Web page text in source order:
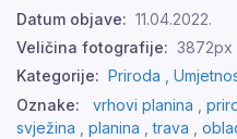
Datum objave: 11.04.2022.
Veličina fotografije: 3872px
Kategorije: Priroda ,
Oznake:
vrhovi planina
svježina
planina ,trava